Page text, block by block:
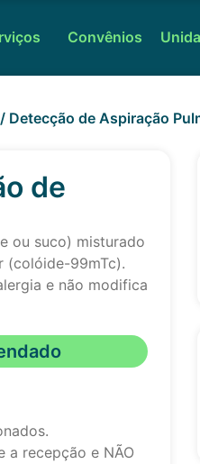
Convênios
Detecção de Aspiração
de
ou suco) misturado
(colóide-99mTc).
e não modifica
a recepção e NÃO